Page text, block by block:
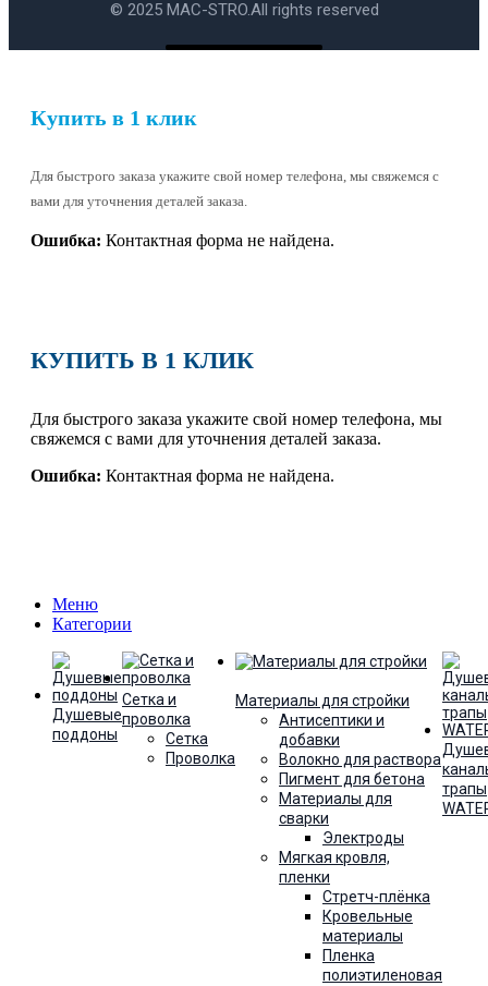
© 2025 MAC-STRO.All rights reserved
Купить в 1 клик
Для быстрого заказа укажите свой номер телефона, мы свяжемся с
вами для уточнения деталей заказа.
Ошибка: Контактная форма не найдена.
КУПИТЬ В 1 КЛИК
Для быстрого заказа укажите свой номер телефона, мы
свяжемся с вами для уточнения деталей заказа.
Ошибка: Контактная форма не найдена.
Меню
Категории
Душевые
поддоны
Сетка и
проволка
Сетка
Проволка
Материалы для стройки
Антисептики и
добавки
Волокно для раствора
Пигмент для бетона
Материалы для
сварки
Электроды
Мягкая кровля,
пленки
Стретч-плёнка
Кровельные
материалы
Пленка
полиэтиленовая
трапы